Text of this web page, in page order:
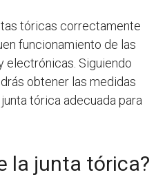
tóricas correctamente
funcionamiento de las
electrónicas. Siguiendo
obtener las medidas
tórica adecuada para
la junta tórica?